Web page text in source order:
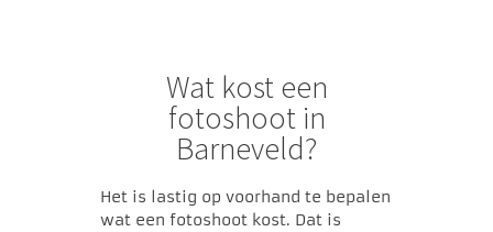
Wat kost een
fotoshoot in
Barneveld?
Het is lastig op voorhand te bepalen
wat een fotoshoot kost. Dat is